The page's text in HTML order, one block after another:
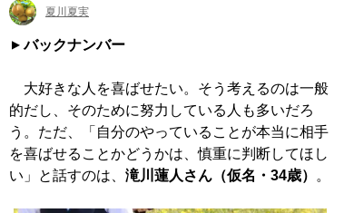
夏川夏実
バックナンバー
大好きな人を喜ばせたい。そう考えるのは一般
的だし、そのために努力している人も多いだろ
う。ただ、「自分のやっていることが本当に相手
を喜ばせることかどうかは、慎重に判断してほし
い」と話すのは、 滝川蓮人さん（仮名・34歳） 。